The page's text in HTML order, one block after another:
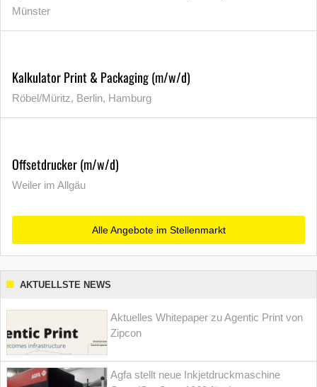
Münster
Kalkulator Print & Packaging (m/w/d)
Röbel/Müritz, Berlin, Hamburg
Offsetdrucker (m/w/d)
Weiler im Allgäu
Alle Angebote im Stellenmarkt
AKTUELLSTE NEWS
Aktuelles Whitepaper zu Agentic Print von
Zipcon
Agfa stellt neue Inkjetdruckmaschine